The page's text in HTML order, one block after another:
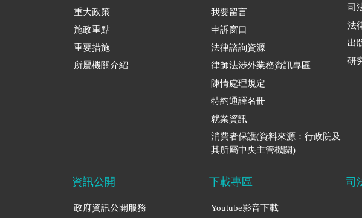
重大政策
施政重點
重要措施
所屬機關介紹
我要留言
申訴窗口
法律諮詢資源
律師法涉外業務資訊專區
陳情處理規定
特約通譯名冊
就業資訊
消費者保護(資料來源：行政院及
其所屬中央主管機關)
司
法
出
研
資訊公開
政府資訊公開服務
下載專區
Youtube影音下載
司